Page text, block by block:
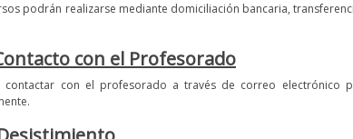
podrán realizarse mediante domiciliación bancaria,
con el Profesorado
contactar con el profesorado a través de correo